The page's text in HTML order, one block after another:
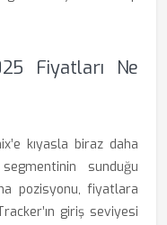
Fiyatları Ne
kıyasla biraz daha
sunduğu
pozisyonu, fiyatlara
giriş seviyesi